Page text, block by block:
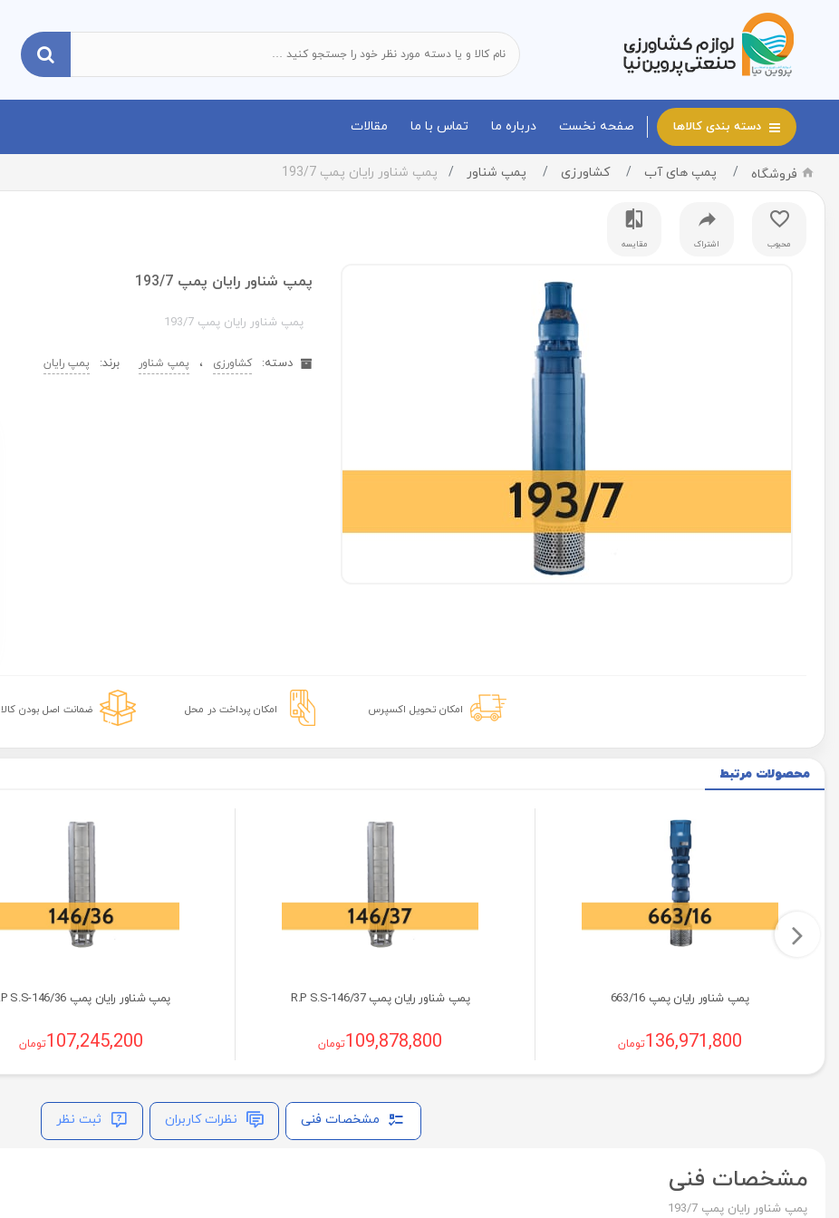
دسته بندی کالاها صفحه نخست درباره ما تماس با ما مقالات
فروشگاه پمپ های آب کشاورزی پمپ شناور پمپ شناور رایان پمپ 193/7
محبوب اشتراک مقایسه
پمپ شناور رایان پمپ 193/7
پمپ شناور رایان پمپ 193/7
دسته: کشاورزی ، پمپ شناور برند: پمپ رایان
امکان تحویل اکسپرس امکان پرداخت در محل ضمانت اصل بودن کالا
محصولات مرتبط
پمپ شناور رایان پمپ 663/16
136,971,800تومان
پمپ شناور رایان پمپ R.P S.S-146/37
109,878,800تومان
پمپ شناور رایان پمپ R.P S.S-146/36
107,245,200تومان
مشخصات فنی نظرات کاربران ثبت نظر
مشخصات فنی
پمپ شناور رایان پمپ 193/7